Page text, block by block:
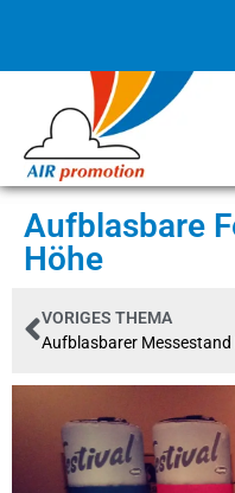
Aufblasbare
Höhe
VORIGES THEMA